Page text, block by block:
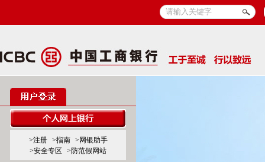
>注册 >指南
>网银助手
>安全专区
>防范假网站